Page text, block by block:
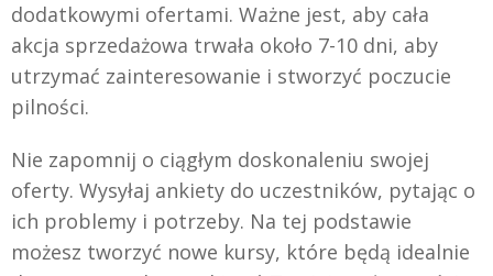
dodatkowymi ofertami. Ważne jest, aby cała
akcja sprzedażowa trwała około 7-10 dni, aby
utrzymać zainteresowanie i stworzyć poczucie
pilności.
Nie zapomnij o ciągłym doskonaleniu swojej
oferty. Wysyłaj ankiety do uczestników, pytając o
ich problemy i potrzeby. Na tej podstawie
możesz tworzyć nowe kursy, które będą idealnie